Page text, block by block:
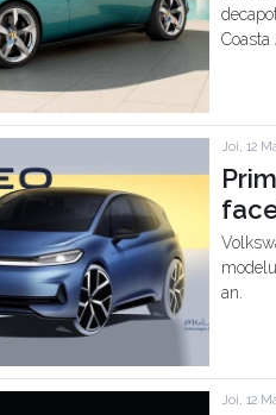
Coasta
Joi, 12
an.
Joi, 12